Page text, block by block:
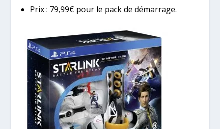
Prix : 79,99€ pour le pack de démarrage.